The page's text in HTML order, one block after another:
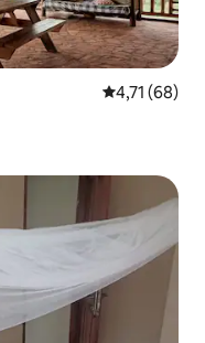
5 üzerinden
4,71 (68)